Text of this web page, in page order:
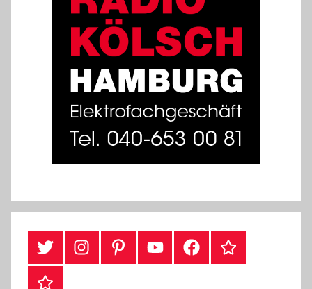
Twitter InstragramPinterestYouTubeFacebookTikTok
Webshop